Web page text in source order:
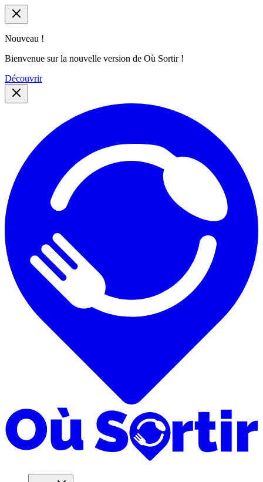
Nouveau !
Bienvenue sur la nouvelle version de Où Sortir !
Découvrir